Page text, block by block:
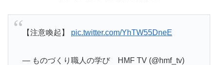
【注意喚起】 pic.twitter.com/YhTW55DneE
— ものづくり職人の学び HMF TV (@hmf_tv)